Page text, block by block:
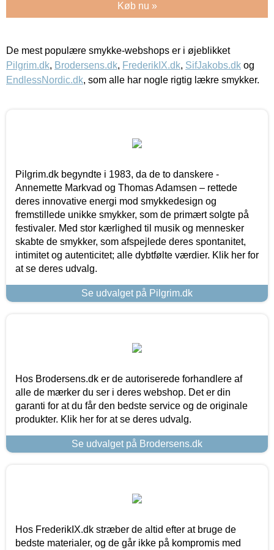
Køb nu »
De mest populære smykke-webshops er i øjeblikket
Pilgrim.dk, Brodersens.dk, FrederikIX.dk, SifJakobs.dk og
EndlessNordic.dk, som alle har nogle rigtig lækre smykker.
Pilgrim.dk begyndte i 1983, da de to danskere -
Annemette Markvad og Thomas Adamsen – rettede
deres innovative energi mod smykkedesign og
fremstillede unikke smykker, som de primært solgte på
festivaler. Med stor kærlighed til musik og mennesker
skabte de smykker, som afspejlede deres spontanitet,
intimitet og autenticitet; alle dybtfølte værdier. Klik her for
at se deres udvalg.
Se udvalget på Pilgrim.dk
Hos Brodersens.dk er de autoriserede forhandlere af
alle de mærker du ser i deres webshop. Det er din
garanti for at du får den bedste service og de originale
produkter. Klik her for at se deres udvalg.
Se udvalget på Brodersens.dk
Hos FrederikIX.dk stræber de altid efter at bruge de
bedste materialer, og de går ikke på kompromis med